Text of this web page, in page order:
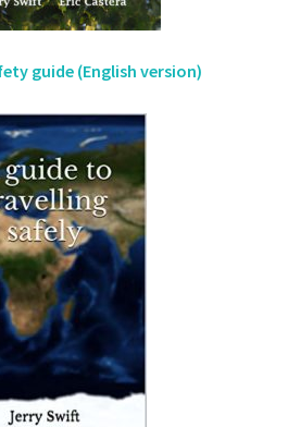
guide (English version)